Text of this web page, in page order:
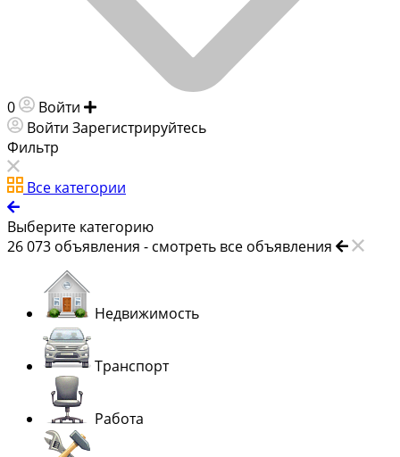
0 Войти
Войти Зарегистрируйтесь
Фильтр
Все категории
Выберите категорию
26 073 объявления - смотреть все объявления
Недвижимость
Транспорт
Работа